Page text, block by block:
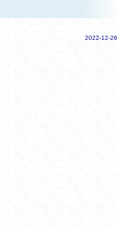
2022-12-26